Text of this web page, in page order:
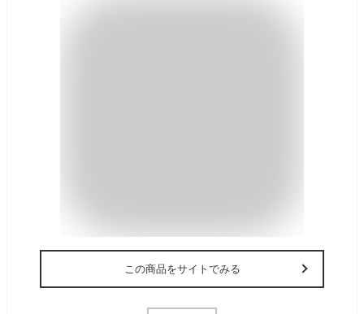
この商品をサイトでみる